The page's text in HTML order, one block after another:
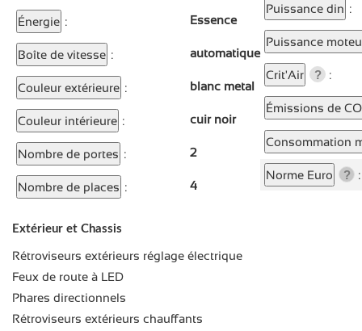
Énergie : Essence
Boîte de vitesse : automatique
Couleur extérieure : blanc metal
Couleur intérieure : cuir noir
Nombre de portes : 2
Nombre de places : 4
Puissance din :
Puissance
Crit'Air ? :
Émissions de
Consommation
Norme Euro ? :
Extérieur et Chassis
Rétroviseurs extérieurs réglage électrique
Feux de route à LED
Phares directionnels
Rétroviseurs extérieurs chauffants